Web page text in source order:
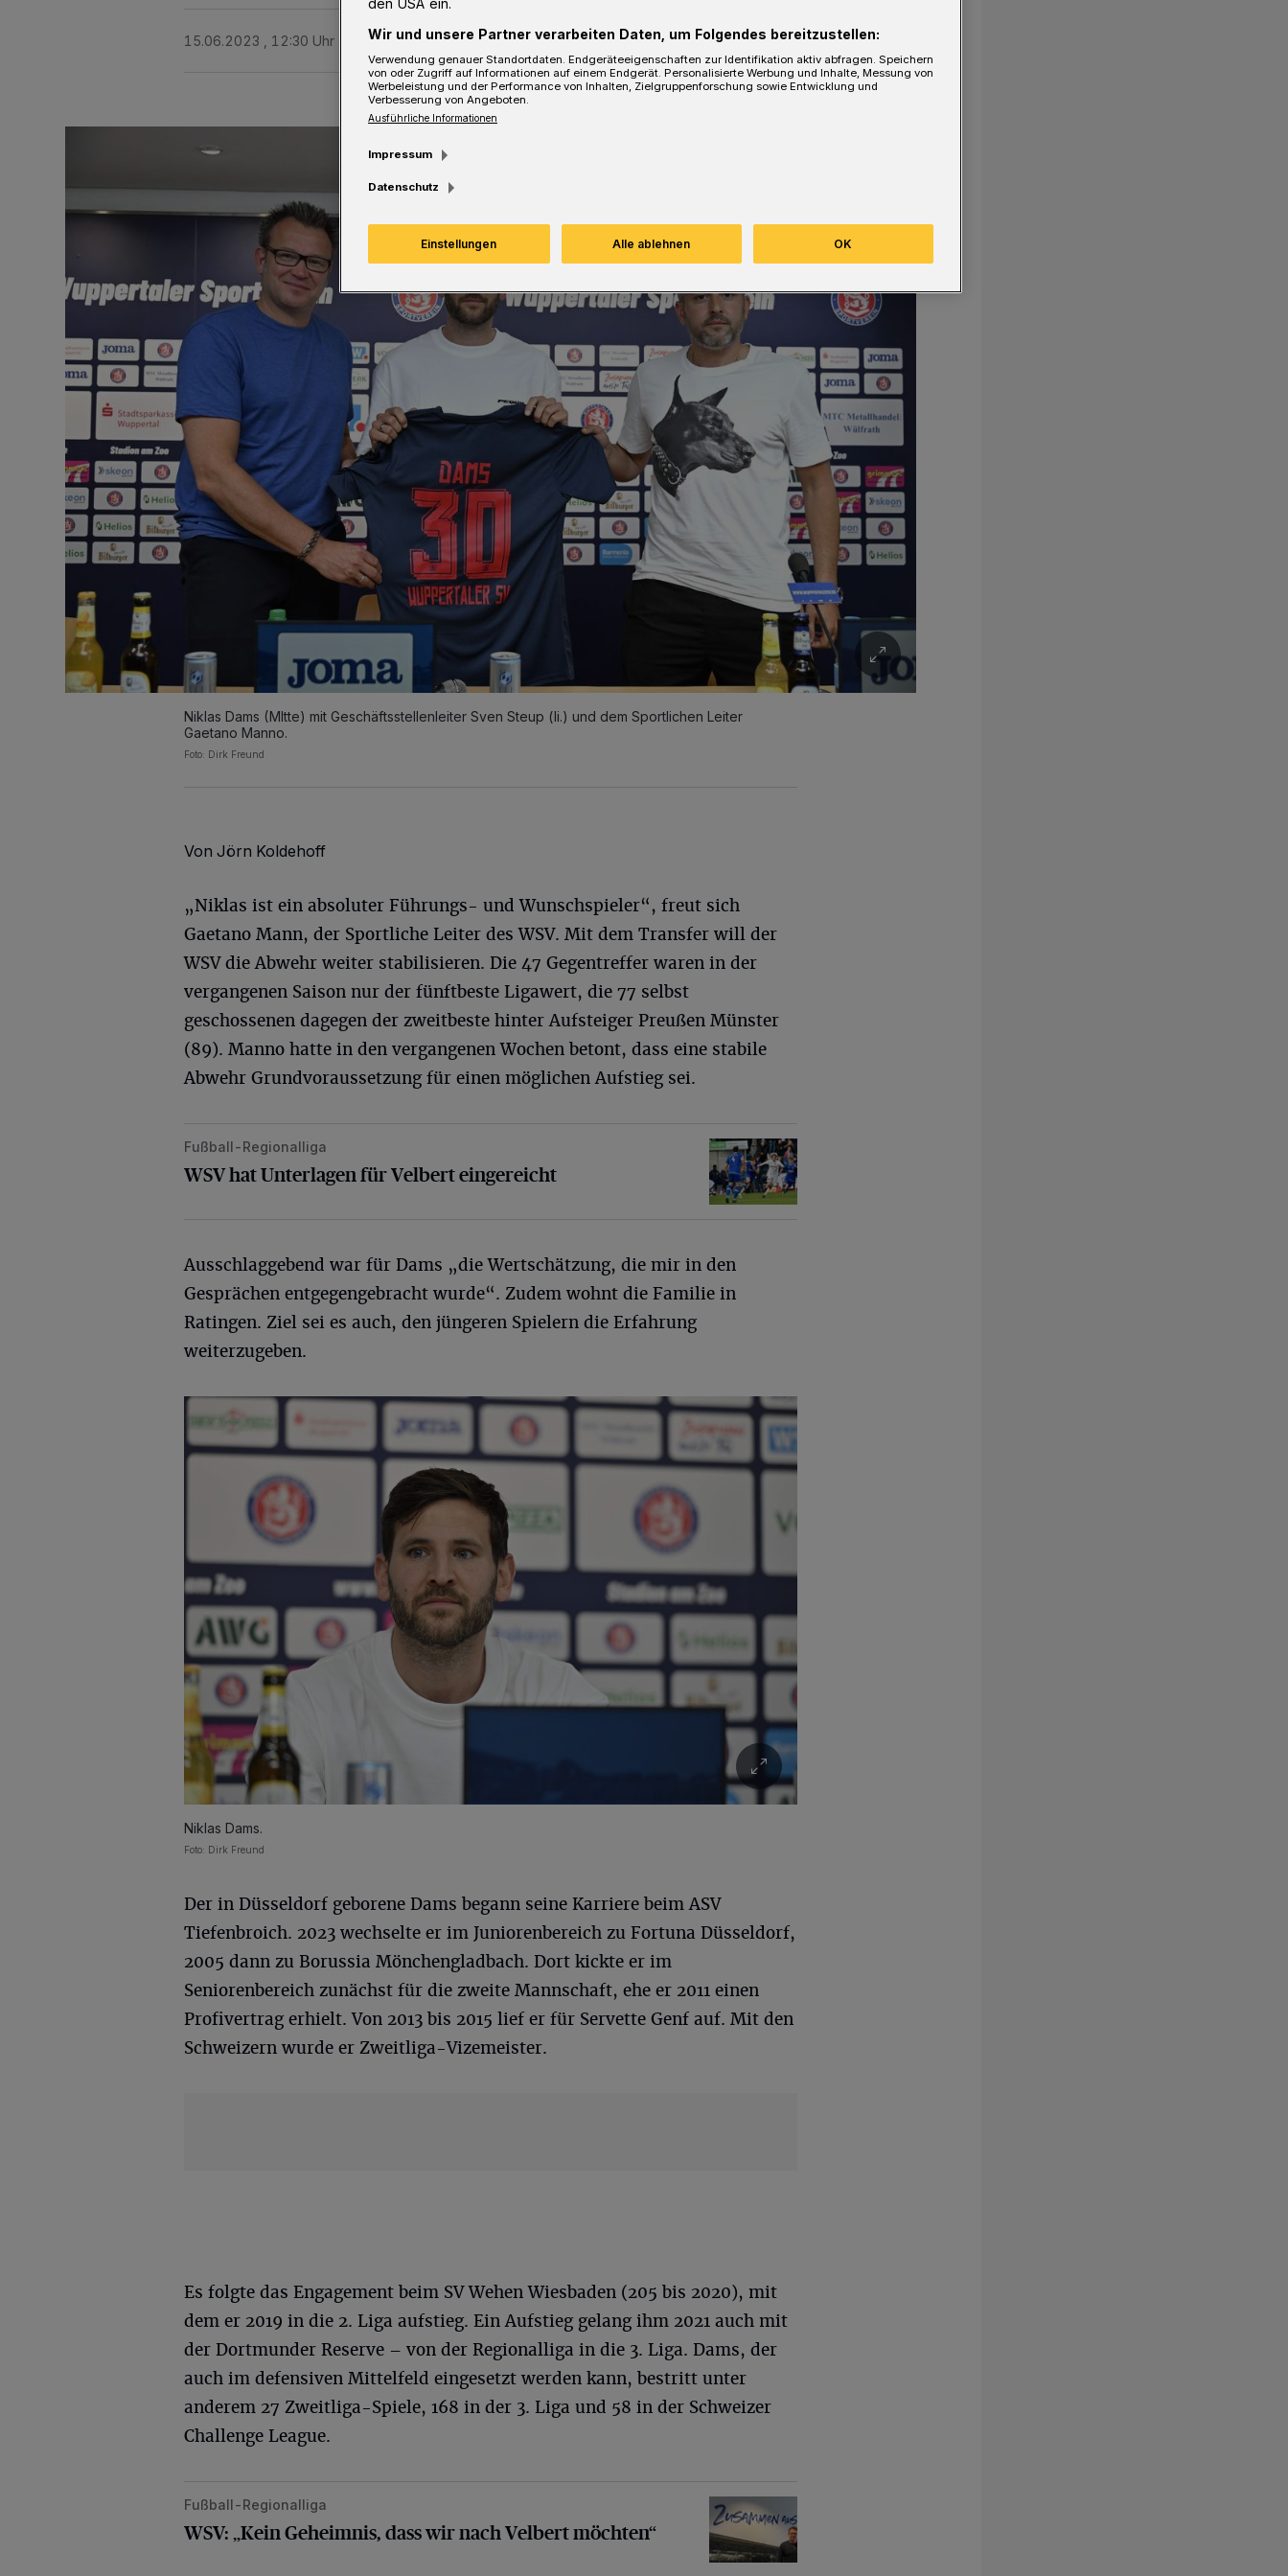
15.06.2023 , 12:30 Uhr 2 Minuten Lesezeit
Niklas Dams (MItte) mit Geschäftsstellenleiter Sven Steup (li.) und dem Sportlichen Leiter
Gaetano Manno.
Foto: Dirk Freund
Von Jörn Koldehoff
„Niklas ist ein absoluter Führungs- und Wunschspieler“, freut sich
Gaetano Mann, der Sportliche Leiter des WSV. Mit dem Transfer will der
WSV die Abwehr weiter stabilisieren. Die 47 Gegentreffer waren in der
vergangenen Saison nur der fünftbeste Ligawert, die 77 selbst
geschossenen dagegen der zweitbeste hinter Aufsteiger Preußen Münster
(89). Manno hatte in den vergangenen Wochen betont, dass eine stabile
Abwehr Grundvoraussetzung für einen möglichen Aufstieg sei.
WSV hat Unterlagen für Velbert eingereicht
Fußball-Regionalliga
WSV hat Unterlagen für Velbert eingereicht
Ausschlaggebend war für Dams „die Wertschätzung, die mir in den
Gesprächen entgegengebracht wurde“. Zudem wohnt die Familie in
Ratingen. Ziel sei es auch, den jüngeren Spielern die Erfahrung
weiterzugeben.
Niklas Dams.
Foto: Dirk Freund
Der in Düsseldorf geborene Dams begann seine Karriere beim ASV
Tiefenbroich. 2023 wechselte er im Juniorenbereich zu Fortuna Düsseldorf,
2005 dann zu Borussia Mönchengladbach. Dort kickte er im
Seniorenbereich zunächst für die zweite Mannschaft, ehe er 2011 einen
Profivertrag erhielt. Von 2013 bis 2015 lief er für Servette Genf auf. Mit den
Schweizern wurde er Zweitliga-Vizemeister.
Es folgte das Engagement beim SV Wehen Wiesbaden (205 bis 2020), mit
dem er 2019 in die 2. Liga aufstieg. Ein Aufstieg gelang ihm 2021 auch mit
der Dortmunder Reserve – von der Regionalliga in die 3. Liga. Dams, der
auch im defensiven Mittelfeld eingesetzt werden kann, bestritt unter
anderem 27 Zweitliga-Spiele, 168 in der 3. Liga und 58 in der Schweizer
Challenge League.
WSV: „Kein Geheimnis, dass wir nach Velbert möchten“
Fußball-Regionalliga
WSV: „Kein Geheimnis, dass wir nach Velbert möchten“
den USA ein.
Wir und unsere Partner verarbeiten Daten, um Folgendes bereitzustellen:
Verwendung genauer Standortdaten. Endgeräteeigenschaften zur Identifikation aktiv abfragen. Speichern
von oder Zugriff auf Informationen auf einem Endgerät. Personalisierte Werbung und Inhalte, Messung von
Werbeleistung und der Performance von Inhalten, Zielgruppenforschung sowie Entwicklung und
Verbesserung von Angeboten.
Ausführliche Informationen
Impressum
Datenschutz
Einstellungen Alle ablehnen OK